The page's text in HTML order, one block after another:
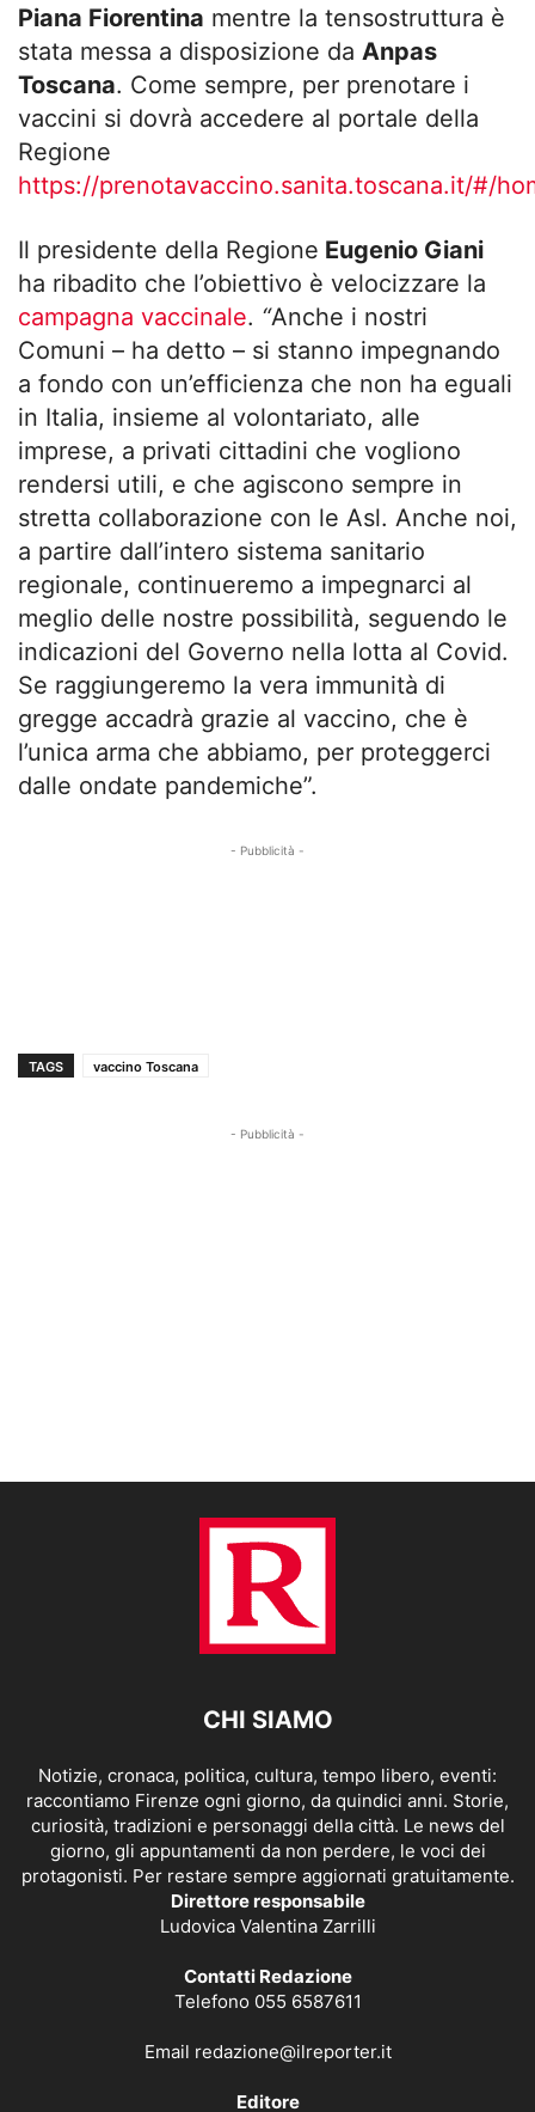
Piana Fiorentina mentre la tensostruttura è
stata messa a disposizione da Anpas
Toscana. Come sempre, per prenotare i
vaccini si dovrà accedere al portale della
Regione
https://prenotavaccino.sanita.toscana.it/#/
Il presidente della Regione Eugenio Giani
ha ribadito che l’obiettivo è velocizzare la
campagna vaccinale. “Anche i nostri
Comuni – ha detto – si stanno impegnando
a fondo con un’efficienza che non ha eguali
in Italia, insieme al volontariato, alle
imprese, a privati cittadini che vogliono
rendersi utili, e che agiscono sempre in
stretta collaborazione con le Asl. Anche noi,
a partire dall’intero sistema sanitario
regionale, continueremo a impegnarci al
meglio delle nostre possibilità, seguendo le
indicazioni del Governo nella lotta al Covid.
Se raggiungeremo la vera immunità di
gregge accadrà grazie al vaccino, che è
l’unica arma che abbiamo, per proteggerci
dalle ondate pandemiche”.
- Pubblicità -
TAGS vaccino Toscana
- Pubblicità -
CHI SIAMO
Notizie, cronaca, politica, cultura, tempo libero, eventi:
raccontiamo Firenze ogni giorno, da quindici anni. Storie,
curiosità, tradizioni e personaggi della città. Le news del
giorno, gli appuntamenti da non perdere, le voci dei
protagonisti. Per restare sempre aggiornati gratuitamente.
Direttore responsabile
Ludovica Valentina Zarrilli
Contatti Redazione
Telefono 055 6587611
Email redazione@ilreporter.it
Editore